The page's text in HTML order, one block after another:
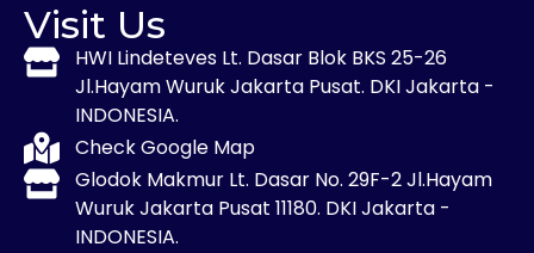
Visit Us
HWI Lindeteves Lt. Dasar Blok BKS 25-26
Jl.Hayam Wuruk Jakarta Pusat. DKI Jakarta -
INDONESIA.
Check Google Map
Glodok Makmur Lt. Dasar No. 29F-2 Jl.Hayam
Wuruk Jakarta Pusat 11180. DKI Jakarta -
INDONESIA.